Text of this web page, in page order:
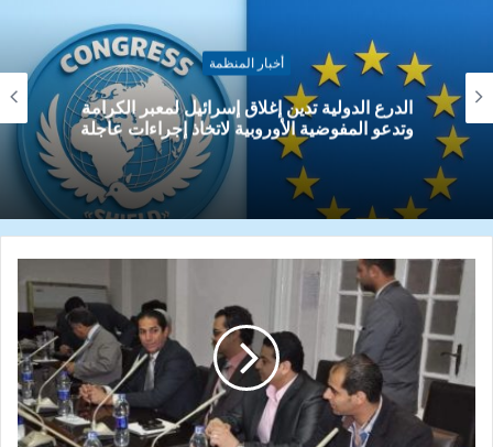
أخبار المنظمة
مواجهة التحديات العالمية: صراع الوعي ضد قوى
الفساد والهيمنة الدولية